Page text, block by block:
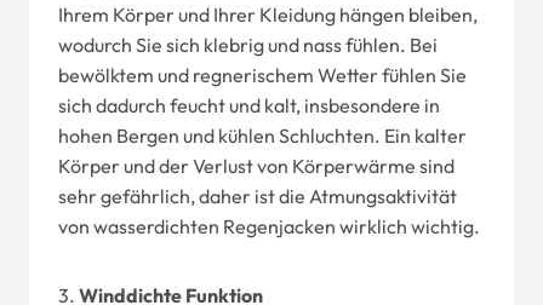
Ihrem Körper und Ihrer Kleidung hängen bleiben,
wodurch Sie sich klebrig und nass fühlen. Bei
bewölktem und regnerischem Wetter fühlen Sie
sich dadurch feucht und kalt, insbesondere in
hohen Bergen und kühlen Schluchten. Ein kalter
Körper und der Verlust von Körperwärme sind
sehr gefährlich, daher ist die Atmungsaktivität
von wasserdichten Regenjacken wirklich wichtig.
3. Winddichte Funktion